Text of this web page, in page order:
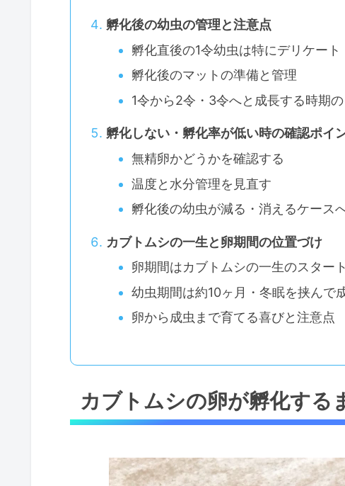
孵化後の幼虫の管理と注意点
孵化直後の1令幼虫は特にデリケート
孵化後のマットの準備と管理
1令から2令・3令へと成長する時期
孵化しない・孵化率が低い時の確認ポイ
無精卵かどうかを確認する
温度と水分管理を見直す
孵化後の幼虫が減る・消えるケース
カブトムシの一生と卵期間の位置づけ
卵期間はカブトムシの一生のスタート
幼虫期間は約10ヶ月・冬眠を挟んで
卵から成虫まで育てる喜びと注意点
カブトムシの卵が孵化する